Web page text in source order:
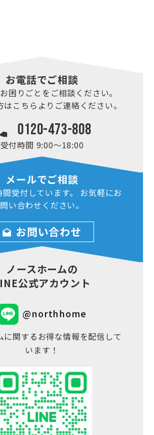
お電話でご相談
困りごとを ご相談ください。
はこちらより ご連絡ください。
0120-473-808
受付時間 9:00～18:00
メールでご相談
受付しています。
お気軽にお
問い合わせ ください。
お問い合わせ
ノースホームの
公式アカウント
@northhome
に関するお得な情報を配信して
います！